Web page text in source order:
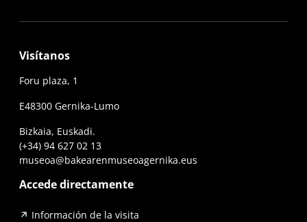
Visítanos
Foru plaza, 1
E48300 Gernika-Lumo
Bizkaia, Euskadi.
(+34) 94 627 02 13
museoa@bakearenmuseoagernika.eus
Accede directamente
Información de la visita